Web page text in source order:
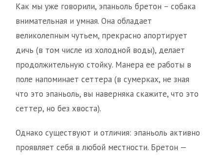
Как мы уже говорили, эпаньоль бретон – собака
внимательная и умная. Она обладает
великолепным чутьем, прекрасно апортирует
дичь (в том числе из холодной воды), делает
продолжительную стойку. Манера ее работы в
поле напоминает сеттера (в сумерках, не зная
что это эпаньоль, вы наверняка скажите, что это
сеттер, но без хвоста).
Однако существуют и отличия: эпаньоль активно
проявляет себя в любой местности. Бретон —